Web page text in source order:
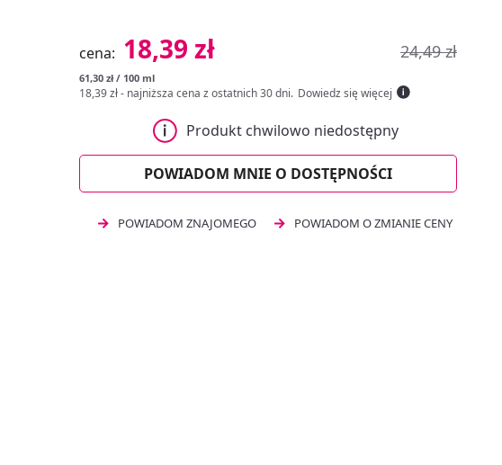
cena: 18,39 zł 24,49 zł
61,30 zł / 100 ml
18,39 zł- najniższa cena z ostatnich 30 dni. Dowiedz się więcej
Produkt chwilowo niedostępny
POWIADOM MNIE O DOSTĘPNOŚCI
POWIADOM ZNAJOMEGO POWIADOM O ZMIANIE CENY